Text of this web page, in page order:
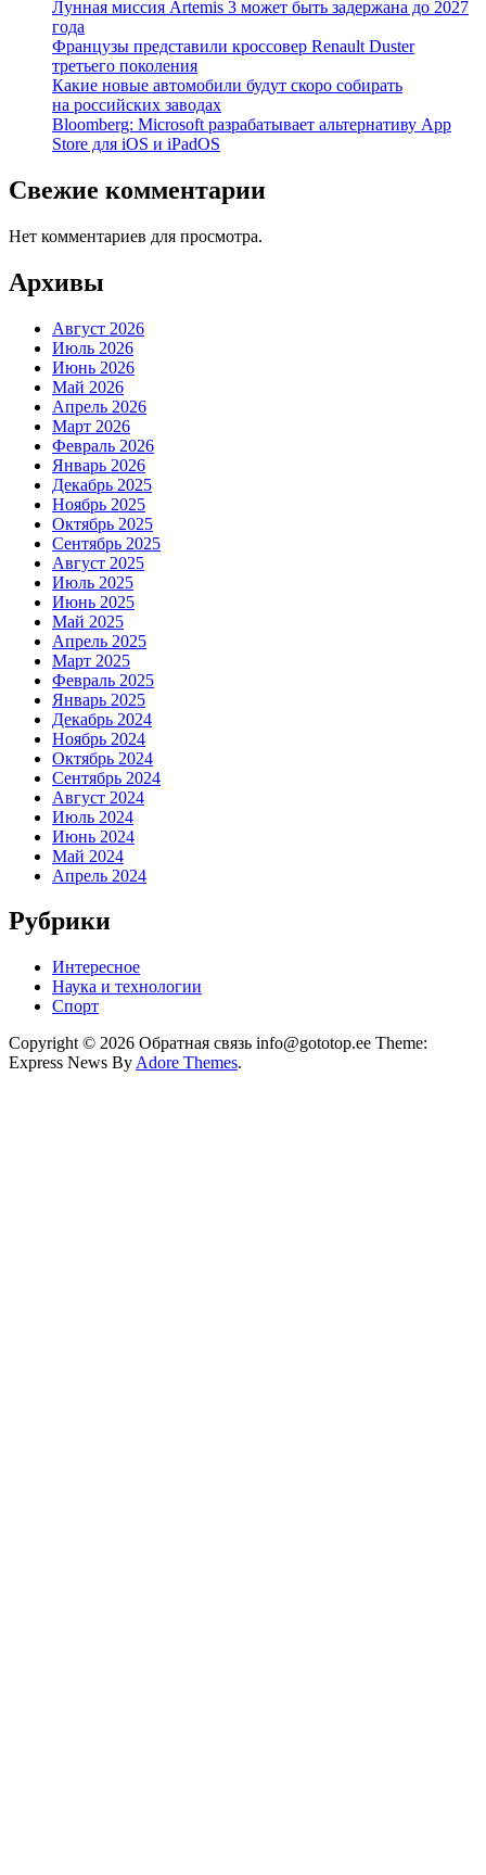
Лунная миссия Artemis 3 может быть задержана до 2027
года
Французы представили кроссовер Renault Duster
третьего поколения
Какие новые автомобили будут скоро собирать
на российских заводах
Bloomberg: Microsoft разрабатывает альтернативу App
Store для iOS и iPadOS
Свежие комментарии
Нет комментариев для просмотра.
Архивы
Август 2026
Июль 2026
Июнь 2026
Май 2026
Апрель 2026
Март 2026
Февраль 2026
Январь 2026
Декабрь 2025
Ноябрь 2025
Октябрь 2025
Сентябрь 2025
Август 2025
Июль 2025
Июнь 2025
Май 2025
Апрель 2025
Март 2025
Февраль 2025
Январь 2025
Декабрь 2024
Ноябрь 2024
Октябрь 2024
Сентябрь 2024
Август 2024
Июль 2024
Июнь 2024
Май 2024
Апрель 2024
Рубрики
Интересное
Наука и технологии
Спорт
Copyright © 2026 Обратная связь info@gototop.ee Theme:
Express News By Adore Themes.